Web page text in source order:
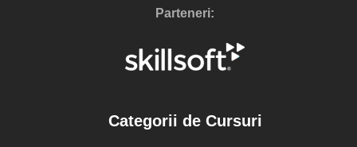
Parteneri:
Categorii de Cursuri